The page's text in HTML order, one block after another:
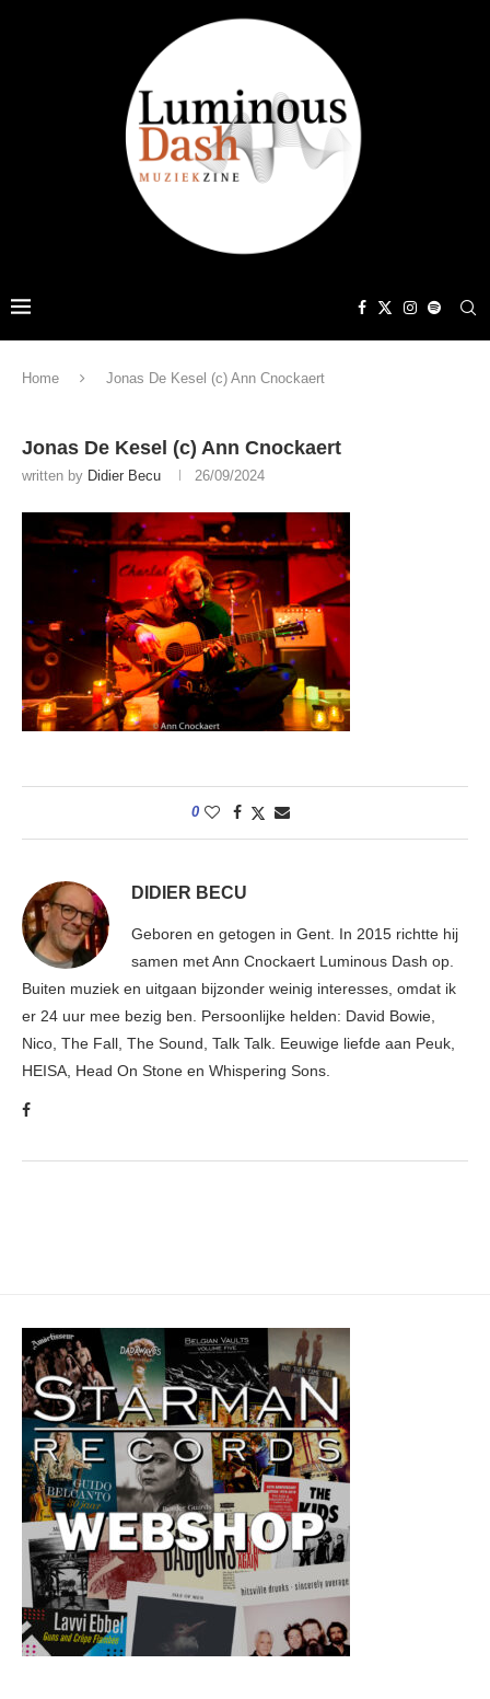
Home Jonas De Kesel (c) Ann Cnockaert
Jonas De Kesel (c) Ann Cnockaert
written by Didier Becu 26/09/2024
0
DIDIER BECU
Geboren en getogen in Gent. In 2015 richtte hij
samen met Ann Cnockaert Luminous Dash op.
Buiten muziek en uitgaan bijzonder weinig interesses, omdat ik
er 24 uur mee bezig ben. Persoonlijke helden: David Bowie,
Nico, The Fall, The Sound, Talk Talk. Eeuwige liefde aan Peuk,
HEISA, Head On Stone en Whispering Sons.